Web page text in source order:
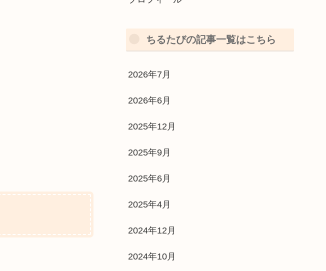
ちるたびの記事一覧はこちら
2026年7月
2026年6月
2025年12月
2025年9月
2025年6月
2025年4月
2024年12月
2024年10月